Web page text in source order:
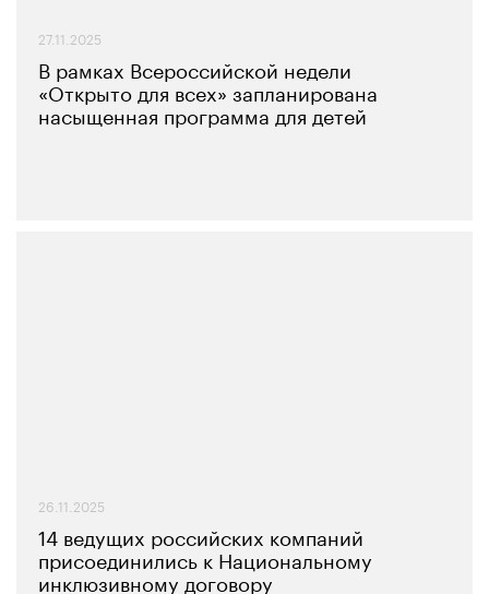
27.11.2025
В рамках Всероссийской недели
«Открыто для всех» запланирована
насыщенная программа для детей
26.11.2025
14 ведущих российских компаний
присоединились к Национальному
инклюзивному договору